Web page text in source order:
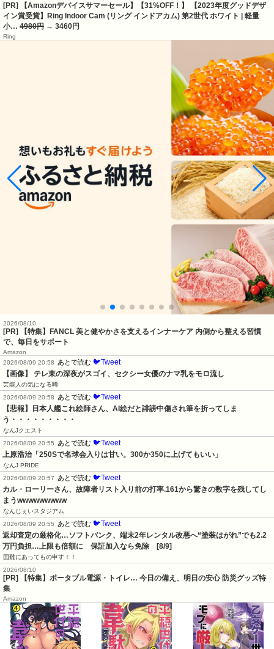
[PR] 【Amazonデバイスサマーセール】【31%OFF！】 【2023年度グッドデザ
イン賞受賞】Ring Indoor Cam (リング インドアカム) 第2世代 ホワイト | 軽量
小… 4980円 → 3460円
Ring
2026/08/10
[PR] 【特集】FANCL 美と健やかさを支えるインナーケア 内側から整える習慣
で、毎日をサポート
Amazon
2026/08/09 20:58
あとで読む 🐦Tweet
【画像】 テレ東の深夜がスゴイ、セクシー女優のナマ乳をモロ流し
芸能人の気になる噂
2026/08/09 20:58
あとで読む 🐦Tweet
【悲報】日本人艦これ絵師さん、AI絵だと誹謗中傷され筆を折ってしま
う・・・・・・・・・
なんJクエスト
2026/08/09 20:55
あとで読む 🐦Tweet
上原浩治「250Sで名球会入りは甘い。300か350に上げてもいい」
なんJ PRIDE
2026/08/09 20:57
あとで読む 🐦Tweet
カル・ローリーさん、故障者リスト入り前の打率.161から驚きの数字を残してし
まうwwwwwwwww
なんじぇいスタジアム
2026/08/09 20:55
あとで読む 🐦Tweet
返却査定の厳格化…ソフトバンク、端末2年レンタル改悪へ“塗装はがれ”でも2.2
万円負担…上限も倍額に　保証加入なら免除　[8/9]
国難にあってもの申す！！
2026/08/10
[PR] 【特集】ポータブル電源・トイレ… 今日の備え、明日の安心 防災グッズ特
集
Amazon